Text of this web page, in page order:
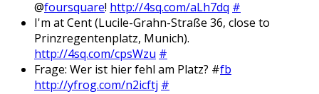
@foursquare! http://4sq.com/aLh7dq #
I'm at Cent (Lucile-Grahn-Straße 36, close to
Prinzregentenplatz, Munich).
http://4sq.com/cpsWzu #
Frage: Wer ist hier fehl am Platz? #fb
http://yfrog.com/n2icftj #